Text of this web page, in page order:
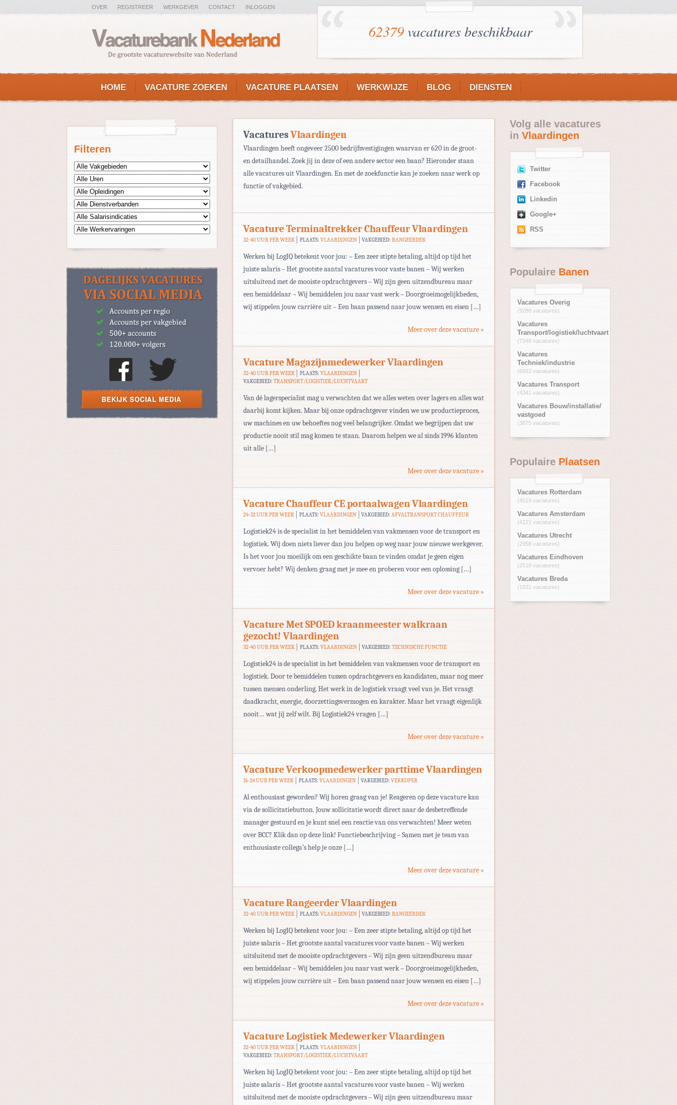
OVER REGISTREER WERKGEVER CONTACT INLOGGEN
62379vacatures beschikbaar
HOME VACATURE ZOEKEN VACATURE PLAATSEN WERKWIJZE BLOG DIENSTEN
Filteren
VacaturesVlaardingen
Vlaardingen heeft ongeveer 2500 bedrijfsvestigingen waarvan er 620 in de groot-
en detailhandel. Zoek jij in deze of een andere sector een baan? Hieronder staan
alle vacatures uit Vlaardingen. En met de zoekfunctie kan je zoeken naar werk op
functie of vakgebied.
Vacature Terminaltrekker Chauffeur Vlaardingen
32-40 UUR PER WEEK PLAATS: VLAARDINGEN VAKGEBIED:RANGEERDER
Werken bij LogIQ betekent voor jou: – Een zeer stipte betaling, altijd op tijd het
juiste salaris – Het grootste aantal vacatures voor vaste banen – Wij werken
uitsluitend met de mooiste opdrachtgevers – Wij zijn geen uitzendbureau maar
een bemiddelaar – Wij bemiddelen jou naar vast werk – Doorgroeimogelijkheden,
wij stippelen jouw carrière uit – Een baan passend naar jouw wensen en eisen […]
Meer over deze vacature »
Vacature Magazijnmedewerker Vlaardingen
32-40 UUR PER WEEK PLAATS: VLAARDINGEN
VAKGEBIED: TRANSPORT/LOGISTIEK/LUCHTVAART
Van dé lagerspecialist mag u verwachten dat we alles weten over lagers en alles wat
daarbij komt kijken. Maar bij onze opdrachtgever vinden we uw productieproces,
uw machines en uw behoeftes nog veel belangrijker. Omdat we begrijpen dat uw
productie nooit stil mag komen te staan. Daarom helpen we al sinds 1996 klanten
uit alle […]
Meer over deze vacature »
Vacature Chauffeur CE portaalwagen Vlaardingen
24-32 UUR PER WEEK PLAATS: VLAARDINGEN VAKGEBIED:AFVALTRANSPORT CHAUFFEUR
Logistiek24 is de specialist in het bemiddelen van vakmensen voor de transport en
logistiek. Wij doen niets liever dan jou helpen op weg naar jouw nieuwe werkgever.
Is het voor jou moeilijk om een geschikte baan te vinden omdat je geen eigen
vervoer hebt? Wij denken graag met je mee en proberen voor een oplossing […]
Meer over deze vacature »
Vacature Met SPOED kraanmeester walkraan
gezocht! Vlaardingen
32-40 UUR PER WEEK PLAATS: VLAARDINGEN VAKGEBIED:TECHNISCHE FUNCTIE
Logistiek24 is de specialist in het bemiddelen van vakmensen voor de transport en
logistiek. Door te bemiddelen tussen opdrachtgevers en kandidaten, maar nog meer
tussen mensen onderling. Het werk in de logistiek vraagt veel van je. Het vraagt
daadkracht, energie, doorzettingsvermogen en karakter. Maar het vraagt eigenlijk
nooit… wat jij zelf wilt. Bij Logistiek24 vragen […]
Meer over deze vacature »
Vacature Verkoopmedewerker parttime Vlaardingen
16-24 UUR PER WEEK PLAATS: VLAARDINGEN VAKGEBIED:VERKOPER
Al enthousiast geworden? Wij horen graag van je! Reageren op deze vacature kan
via de sollicitatiebutton. Jouw sollicitatie wordt direct naar de desbetreffende
manager gestuurd en je kunt snel een reactie van ons verwachten! Meer weten
over BCC? Klik dan op deze link! Functiebeschrijving – Samen met je team van
enthousiaste collega’s help je onze […]
Meer over deze vacature »
Vacature Rangeerder Vlaardingen
32-40 UUR PER WEEK PLAATS: VLAARDINGEN VAKGEBIED:RANGEERDER
Werken bij LogIQ betekent voor jou: – Een zeer stipte betaling, altijd op tijd het
juiste salaris – Het grootste aantal vacatures voor vaste banen – Wij werken
uitsluitend met de mooiste opdrachtgevers – Wij zijn geen uitzendbureau maar
een bemiddelaar – Wij bemiddelen jou naar vast werk – Doorgroeimogelijkheden,
wij stippelen jouw carrière uit – Een baan passend naar jouw wensen en eisen […]
Meer over deze vacature »
Vacature Logistiek Medewerker Vlaardingen
32-40 UUR PER WEEK PLAATS: VLAARDINGEN
VAKGEBIED: TRANSPORT/LOGISTIEK/LUCHTVAART
Werken bij LogIQ betekent voor jou: – Een zeer stipte betaling, altijd op tijd het
juiste salaris – Het grootste aantal vacatures voor vaste banen – Wij werken
uitsluitend met de mooiste opdrachtgevers – Wij zijn geen uitzendbureau maar
Volg alle vacatures
inVlaardingen
Twitter
Facebook
Linkedin
Google+
RSS
PopulaireBanen
Vacatures Overig
(9288 vacatures)
Vacatures
Transport/logistiek/luchtvaart
(7348 vacatures)
Vacatures
Techniek/industrie
(6563 vacatures)
Vacatures Transport
(4341 vacatures)
Vacatures Bouw/installatie/
vastgoed
(3875 vacatures)
Populaire Plaatsen
Vacatures Rotterdam
(4519 vacatures)
Vacatures Amsterdam
(4221 vacatures)
Vacatures Utrecht
(2958 vacatures)
Vacatures Eindhoven
(2518 vacatures)
Vacatures Breda
(1831 vacatures)